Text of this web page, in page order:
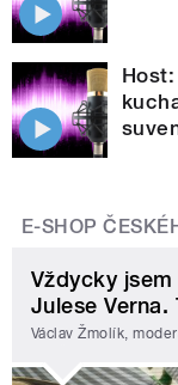
E-SHOP
Vždycky
Julese
Václav Žmolík,